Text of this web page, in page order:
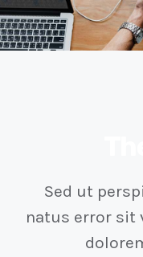
Sed ut
natus error sit